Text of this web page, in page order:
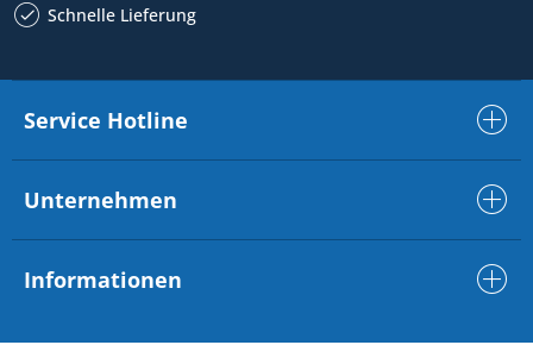
Schnelle Lieferung
Service Hotline
Unternehmen
Informationen